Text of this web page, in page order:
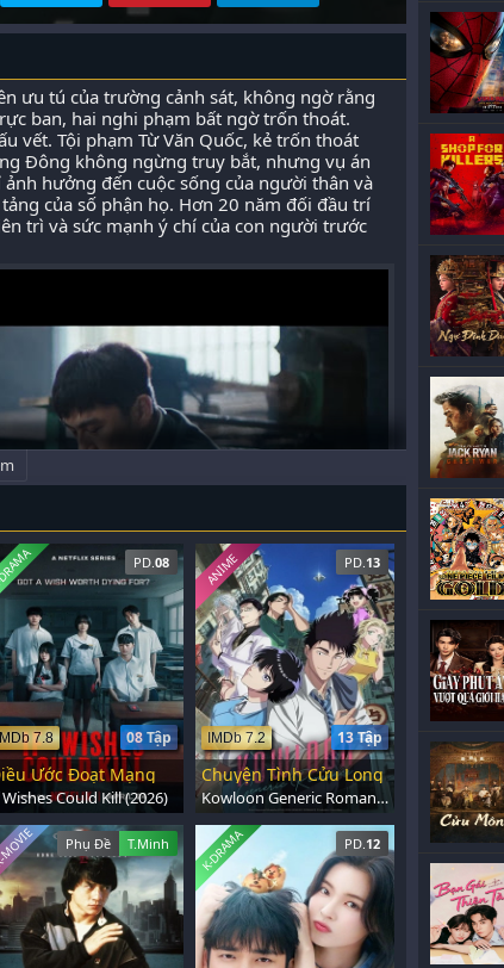
ưu tú của trường cảnh sát, không ngờ rằng
ban, hai nghi phạm bất ngờ trốn thoát.
vết. Tội phạm Từ Văn Quốc, kẻ trốn thoát
Đông không ngừng truy bắt, nhưng vụ án
hưởng đến cuộc sống của người thân và
của số phận họ. Hơn 20 năm đối đầu trí
trì và sức mạnh ý chí của con người trước
PD. 08
08 Tập
IMDb 7.8
Ước Đoạt Mạng
Could Kill (2026)
PD. 13
13 Tập
IMDb 7.2
ANIME
Chuyện Tình Cửu Long
Kowloon Generic Romance (2025)
Phụ Đề T.Minh PD. 12
K-DRAMA